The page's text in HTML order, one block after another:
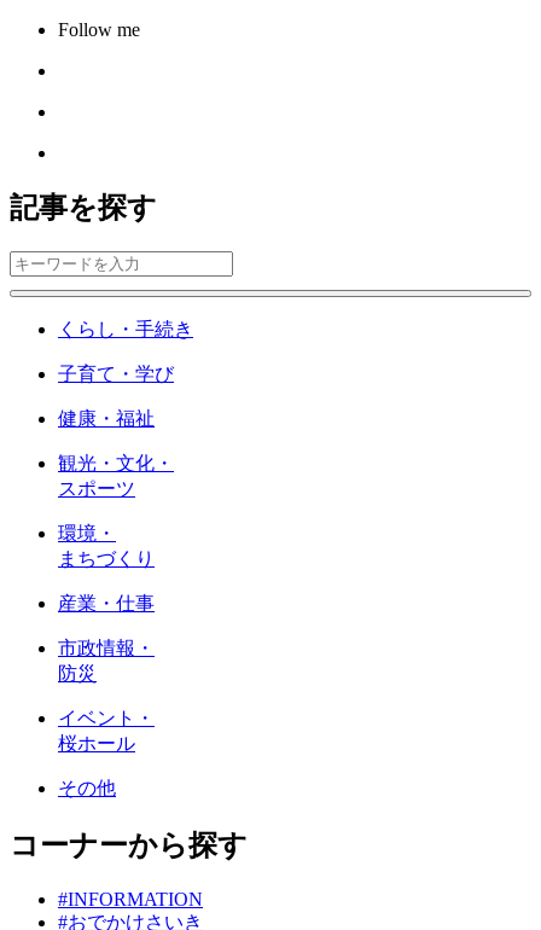
Follow me
記事を探す
くらし・手続き
子育て・学び
健康・福祉
観光・文化・
スポーツ
環境・
まちづくり
産業・仕事
市政情報・
防災
イベント・
桜ホール
その他
コーナーから探す
#INFORMATION
#おでかけさいき